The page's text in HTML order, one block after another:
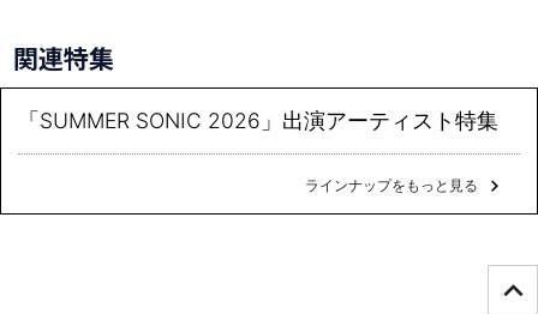
関連特集
「SUMMER SONIC 2026」出演アーティスト特集
ラインナップをもっと見る